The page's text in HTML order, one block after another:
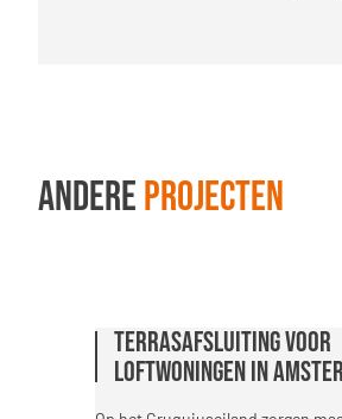
Andereprojecten
Terrasafsluiting voor
loftwoningen in
Professionele
Bedieningscentrum
Professionele
Bedieningscentrum